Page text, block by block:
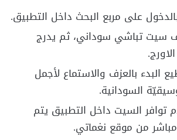
على مربع البحث داخل التطبيق.
سيت تباشي سوداني، ثم يدرج
البدء بالعزف والاستماع لأجمل
السودانية.
توافر السيت داخل التطبيق يتم
مباشر من موقع نغماتي.